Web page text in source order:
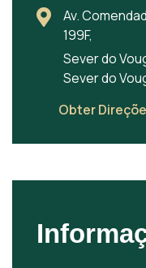
Av.
199F,
Sever do
Sever do
Obter